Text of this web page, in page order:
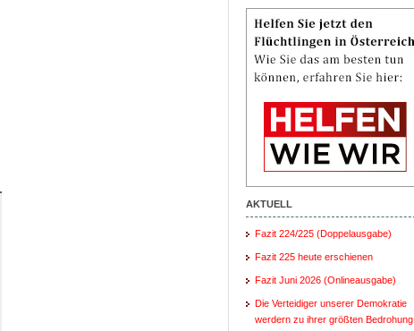
AKTUELL
Fazit 224/225 (Doppelausgabe)
Fazit 225 heute erschienen
Fazit Juni 2026 (Onlineausgabe)
Die Verteidiger unserer Demokratie
werdern zu ihrer größten Bedrohung